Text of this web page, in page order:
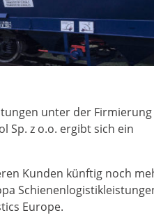
unter der Firmierung
Sp. z o.o. ergibt sich ein
Kunden künftig noch
Europe.